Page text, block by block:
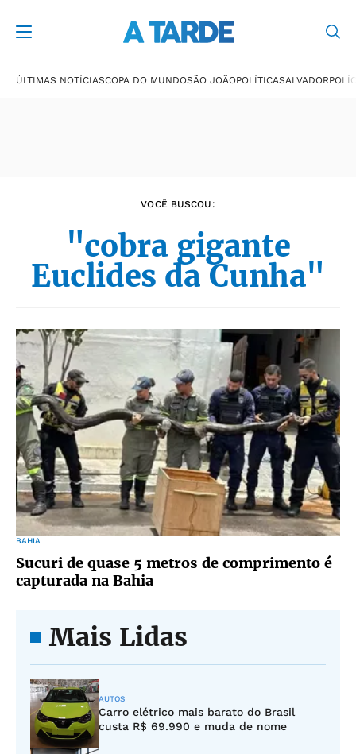
ÚLTIMAS NOTÍCIASCOPA DO MUNDOSÃO JOÃOPOLÍTICASALVADOR
VOCÊ BUSCOU:
"cobra gigante
Euclides da Cunha"
BAHIA
Sucuri de quase 5 metros de comprimento é
capturada na Bahia
Mais Lidas
AUTOS
Carro elétrico mais barato do Brasil
custa R$ 69.990 e muda de nome